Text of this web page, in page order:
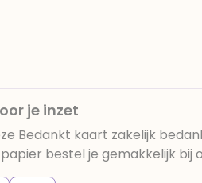
je inzet
Bedankt kaart zakelijk
bestel je gemakkelijk bij